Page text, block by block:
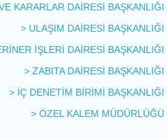
KARARLAR DAİRESİ BAŞKANLIĞI
> ULAŞIM DAİRESİ BAŞKANLIĞI
İŞLERİ DAİRESİ BAŞKANLIĞI
> ZABITA DAİRESİ BAŞKANLIĞI
> İÇ DENETİM BİRİMİ BAŞKANLIĞI
> ÖZEL KALEM MÜDÜRLÜĞÜ